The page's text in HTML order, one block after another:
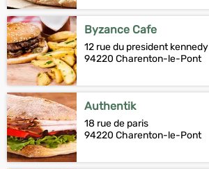
Byzance Cafe
12 rue du president kennedy
94220 Charenton-le-Pont
Authentik
18 rue de paris
94220 Charenton-le-Pont